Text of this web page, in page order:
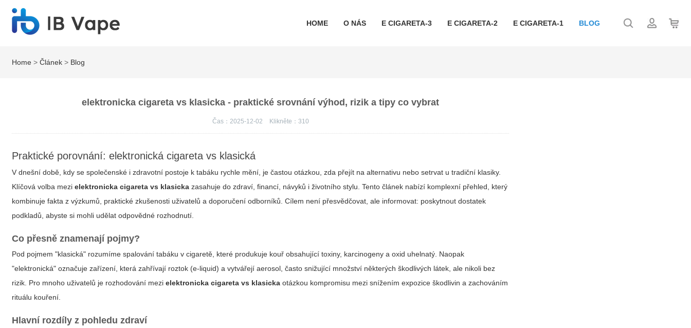
HOME O NÁS E CIGARETA-3 E CIGARETA-2 E CIGARETA-1 BLOG
Home >Článek > Blog
elektronicka cigareta vs klasicka - praktické srovnání výhod, rizik a tipy co vybrat
Čas：2025-12-02 Klikněte： 310
Praktické porovnání: elektronická cigareta vs klasická
V dnešní době, kdy se společenské i zdravotní postoje k tabáku rychle mění, je častou otázkou, zda přejít na alternativu nebo setrvat u tradiční klasiky.
Klíčová volba mezielektronicka cigareta vs klasicka zasahuje do zdraví, financí, návyků i životního stylu. Tento článek nabízí komplexní přehled, který
kombinuje fakta z výzkumů, praktické zkušenosti uživatelů a doporučení odborníků. Cílem není přesvědčovat, ale informovat: poskytnout dostatek
podkladů, abyste si mohli udělat odpovědné rozhodnutí.
Co přesně znamenají pojmy?
Pod pojmem "klasická" rozumíme spalování tabáku v cigaretě, které produkuje kouř obsahující toxiny, karcinogeny a oxid uhelnatý. Naopak
"elektronická" označuje zařízení, která zahřívají roztok (e-liquid) a vytvářejí aerosol, často snižující množství některých škodlivých látek, ale nikoli bez
rizik. Pro mnoho uživatelů je rozhodování mezielektronicka cigareta vs klasicka otázkou kompromisu mezi snížením expozice škodlivin a zachováním
rituálu kouření.
Hlavní rozdíly z pohledu zdraví